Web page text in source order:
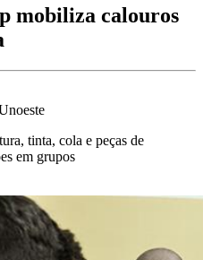
mobiliza calouros
tinta, cola e peças de
em grupos